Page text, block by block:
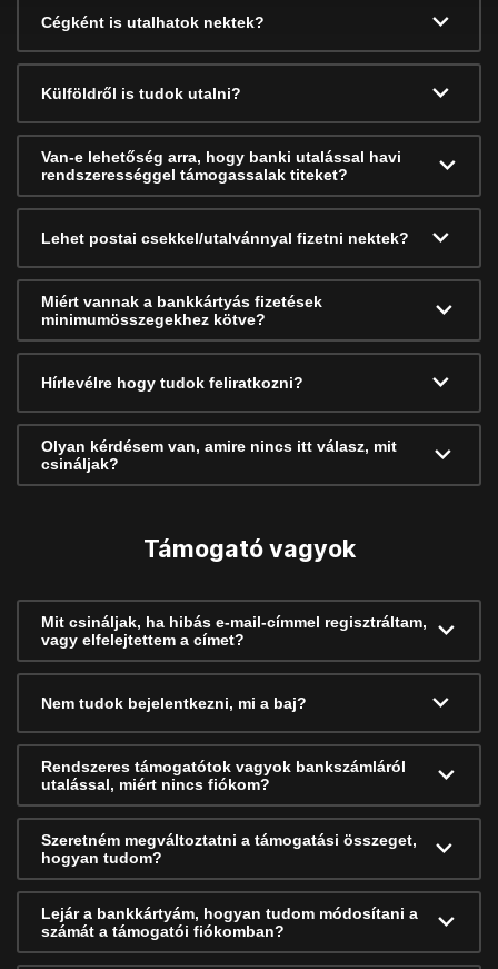
Cégként is utalhatok nektek?
Külföldről is tudok utalni?
Van-e lehetőség arra, hogy banki utalással havi
rendszerességgel támogassalak titeket?
Lehet postai csekkel/utalvánnyal fizetni nektek?
Miért vannak a bankkártyás fizetések
minimumösszegekhez kötve?
Hírlevélre hogy tudok feliratkozni?
Olyan kérdésem van, amire nincs itt válasz, mit
csináljak?
Támogató vagyok
Mit csináljak, ha hibás e-mail-címmel regisztráltam,
vagy elfelejtettem a címet?
Nem tudok bejelentkezni, mi a baj?
Rendszeres támogatótok vagyok bankszámláról
utalással, miért nincs fiókom?
Szeretném megváltoztatni a támogatási összeget,
hogyan tudom?
Lejár a bankkártyám, hogyan tudom módosítani a
számát a támogatói fiókomban?